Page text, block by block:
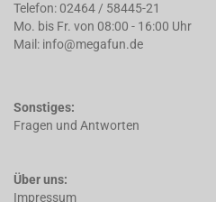
Telefon: 02464 / 58445-21
Mo. bis Fr. von 08:00 - 16:00 Uhr
Mail: info@megafun.de
Sonstiges:
Fragen und Antworten
Über uns:
Impressum